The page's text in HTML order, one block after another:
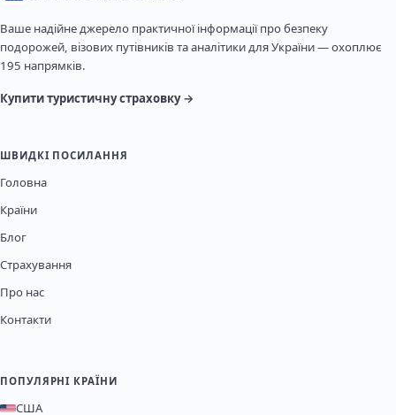
Ваше надійне джерело практичної інформації про безпеку
подорожей, візових путівників та аналітики для України — охоплює
195 напрямків.
Купити туристичну страховку →
ШВИДКІ ПОСИЛАННЯ
Головна
Країни
Блог
Страхування
Про нас
Контакти
ПОПУЛЯРНІ КРАЇНИ
США